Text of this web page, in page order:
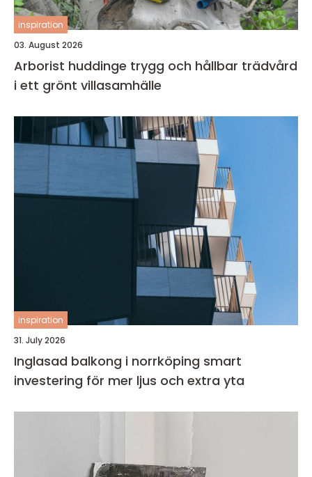
inspiration
03. August 2026
Arborist huddinge trygg och hållbar trädvård
i ett grönt villasamhälle
inspiration
31. July 2026
Inglasad balkong i norrköping smart
investering för mer ljus och extra yta